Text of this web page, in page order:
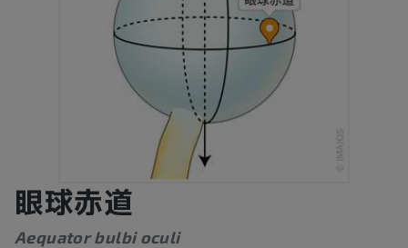
眼球赤道
Aequator bulbi oculi